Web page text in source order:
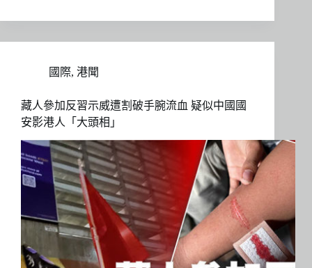
國際, 港聞
藏人參加反習示威遭割破手腕流血 疑似中國國
安影港人「大頭相」